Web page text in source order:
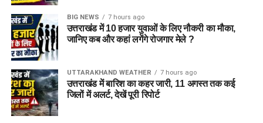
BIG NEWS 7 hours ago
उत्तराखंड में 10 हजार युवाओं के लिए नौकरी का मौका,
जानिए कब और कहां लगेंगे रोजगार मेले ?
UTTARAKHAND WEATHER 7 hours ago
उत्तराखंड में बारिश का कहर जारी, 11 अगस्त तक कई
जिलों में अलर्ट, देखें पूरी रिपोर्ट